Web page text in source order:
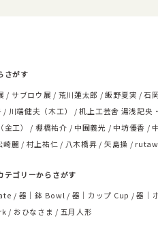
さがす
サブロウ展 荒川蓮太郎 飯野夏実 石
川端健夫（木工） 机上工芸舎 湯浅記央
工）
棚橋祐介 中囿義光 中坊優香
崎麗 村上祐仁 八木橋昇 矢島操
テゴリーからさがす
器｜鉢 Bowl 器｜カップ Cup 器｜
おひなさま 五月人形